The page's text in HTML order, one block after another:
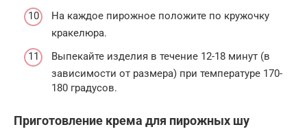
На каждое пирожное положите по кружочку
кракелюра.
Выпекайте изделия в течение 12-18 минут (в
зависимости от размера) при температуре 170-
180 градусов.
Приготовление крема для пирожных шу